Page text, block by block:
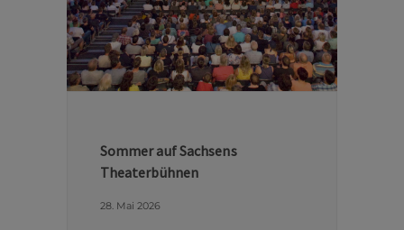
Hinter den Kulissen der Dresdner
Semperoper
29. April 2026